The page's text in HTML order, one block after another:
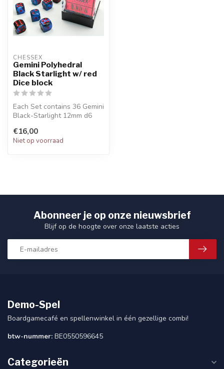
CHESSEX
Gemini Polyhedral
Black Starlight w/ red
Dice block
Each Set contains 36 Gemini
Black-Starlight 12mm d6
€16,00
Niet op voorraad
Abonneer je op onze nieuwsbrief
Blijf op de hoogte over onze laatste acties
Demo-Spel
Boardgamecafé en spellenwinkel in één gezellige combi!
btw-nummer: BE0550596645
Categorieën